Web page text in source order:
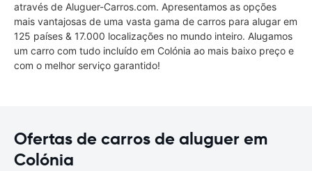
através de Aluguer-Carros.com. Apresentamos as opções
mais vantajosas de uma vasta gama de carros para alugar em
125 países & 17.000 localizações no mundo inteiro. Alugamos
um carro com tudo incluído em Colónia ao mais baixo preço e
com o melhor serviço garantido!
Ofertas de carros de aluguer em
Colónia